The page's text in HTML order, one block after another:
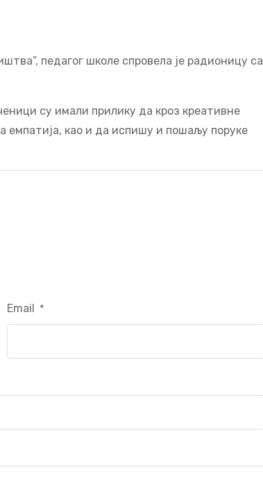
педагог школе спровела је радионицу са
су имали прилику да кроз креативне
као и да испишу и пошаљу поруке
Email *